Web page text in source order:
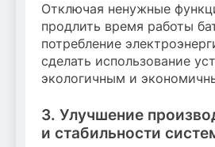
Отключая ненужные
продлить время работы
потребление
сделать использование
экологичным и
3. Улучшение
и стабильности